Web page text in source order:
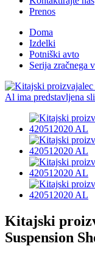
Prenos
Doma
Izdelki
Potniški avto
Serija zračnega
Kitajski
Suspension